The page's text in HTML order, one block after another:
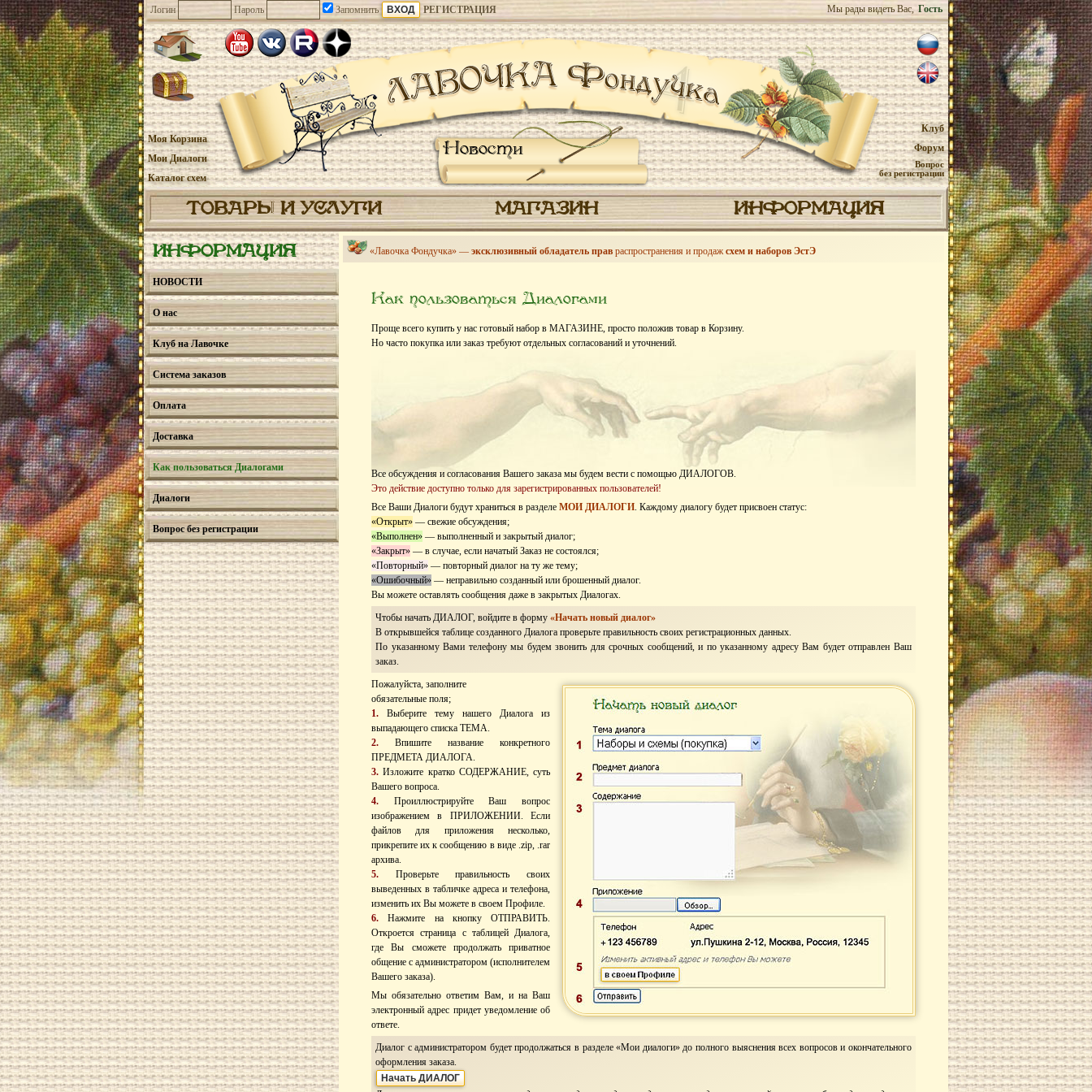
Логин Пароль Запомнить РЕГИСТРАЦИЯ Мы рады видеть Вас, Гость
Новости
Моя Корзина
Мои Диалоги
Каталог схем
Клуб
Форум
Вопрос
без регистрации
ТОВАРЫ И УСЛУГИ МАГАЗИН ИНФОРМАЦИЯ
ИНФОРМАЦИЯ
НОВОСТИ
О нас
Клуб на Лавочке
Cистема заказов
Оплата
Доставка
Как пользоваться Диалогами
Диалоги
Вопрос без регистрации
«Лавочка Фондучка» — эксклюзивный обладатель прав распространения и продажсхем и наборов ЭстЭ
Как пользоваться Диалогами
Проще всего купить у нас готовый набор в МАГАЗИНЕ, просто положив товар в Корзину.
Но часто покупка или заказ требуют отдельных согласований и уточнений.
Все обсуждения и согласования Вашего заказа мы будем вести с помощью ДИАЛОГОВ.
Это действие доступно только для зарегистрированных пользователей!
Все Ваши Диалоги будут храниться в разделе МОИ ДИАЛОГИ. Каждому диалогу будет присвоен статус:
«Открыт» — свежие обсуждения;
«Выполнен» — выполненный и закрытый диалог;
«Закрыт» — в случае, если начатый Заказ не состоялся;
«Повторный» — повторный диалог на ту же тему;
«Ошибочный» — неправильно созданный или брошенный диалог.
Вы можете оставлять сообщения даже в закрытых Диалогах.
Чтобы начать ДИАЛОГ, войдите в форму «Начать новый диалог»
В открывшейся таблице созданного Диалога проверьте правильность своих регистрационных данных.
По указанному Вами телефону мы будем звонить для срочных сообщений, и по указанному адресу Вам будет отправлен Ваш
заказ.
Пожалуйста, заполните
обязательные поля;
1. Выберите тему нашего Диалога из
выпадающего списка ТЕМА.
2. Впишите название конкретного
ПРЕДМЕТА ДИАЛОГА.
3. Изложите кратко СОДЕРЖАНИЕ, суть
Вашего вопроса.
4. Проиллюстрируйте Ваш вопрос
изображением в ПРИЛОЖЕНИИ. Если
файлов для приложения несколько,
прикрепите их к сообщению в виде .zip, .rar
архива.
5. Проверьте правильность своих
выведенных в табличке адреса и телефона,
изменить их Вы можете в своем Профиле.
6. Нажмите на кнопку ОТПРАВИТЬ.
Откроется страница с таблицей Диалога,
где Вы сможете продолжать приватное
общение с администратором (исполнителем
Вашего заказа).
Мы обязательно ответим Вам, и на Ваш
электронный адрес придет уведомление об
ответе.
Диалог с администратором будет продолжаться в разделе «Мои диалоги» до полного выяснения всех вопросов и окончательного
оформления заказа.
Начать ДИАЛОГ